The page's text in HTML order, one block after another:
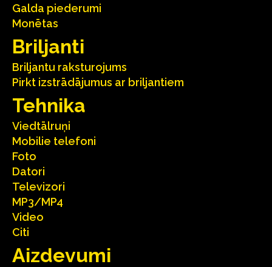
Galda piederumi
Monētas
Briljanti
Briljantu raksturojums
Pirkt izstrādājumus ar briljantiem
Tehnika
Viedtālruņi
Mobilie telefoni
Foto
Datori
Televizori
MP3/MP4
Video
Citi
Aizdevumi